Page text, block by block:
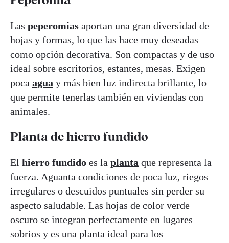
Las peperomias aportan una gran diversidad de
hojas y formas, lo que las hace muy deseadas
como opción decorativa. Son compactas y de uso
ideal sobre escritorios, estantes, mesas. Exigen
poca agua y más bien luz indirecta brillante, lo
que permite tenerlas también en viviendas con
animales.
Planta de hierro fundido
El hierro fundido es la planta que representa la
fuerza. Aguanta condiciones de poca luz, riegos
irregulares o descuidos puntuales sin perder su
aspecto saludable. Las hojas de color verde
oscuro se integran perfectamente en lugares
sobrios y es una planta ideal para los